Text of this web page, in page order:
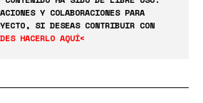
Y COLABORACIONES PARA
SI DESEAS CONTRIBUIR CON
HACERLO AQUÍ<